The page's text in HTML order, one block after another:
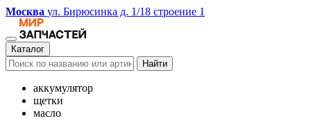
Москва ул. Бирюсинка д. 1/18 строение 1
Каталог
Найти
аккумулятор
щетки
масло